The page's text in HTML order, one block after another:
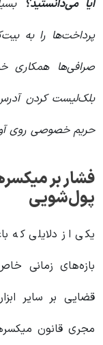
آیا می‌دانستید؟
پرداخت‌ها را به
صرافی‌ها همکاری
بلک‌لیست کردن
حریم خصوصی روی
فشار بر
پول‌شویی
یکی از دلایلی
بازه‌های زمانی
قضایی بر سایر
مجری قانون